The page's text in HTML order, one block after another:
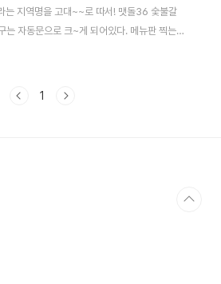
지역명을 고대~~로 따서! 맷돌36 숯불갈
는 자동문으로 크~게 되어있다. 메뉴판 찍는걸
1